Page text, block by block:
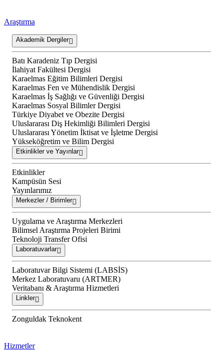
Araştırma
Akademik Dergiler
Batı Karadeniz Tıp Dergisi
İlahiyat Fakültesi Dergisi
Karaelmas Eğitim Bilimleri Dergisi
Karaelmas Fen ve Mühendislik Dergisi
Karaelmas İş Sağlığı ve Güvenliği Dergisi
Karaelmas Sosyal Bilimler Dergisi
Türkiye Diyabet ve Obezite Dergisi
Uluslararası Diş Hekimliği Bilimleri Dergisi
Uluslararası Yönetim İktisat ve İşletme Dergisi
Yükseköğretim ve Bilim Dergisi
Etkinlikler ve Yayınlar
Etkinlikler
Kampüsün Sesi
Yayınlarımız
Merkezler / Birimler
Uygulama ve Araştırma Merkezleri
Bilimsel Araştırma Projeleri Birimi
Teknoloji Transfer Ofisi
Laboratuvarlar
Laboratuvar Bilgi Sistemi (LABSİS)
Merkez Laboratuvaru (ARTMER)
Veritabanı & Araştırma Hizmetleri
Linkler
Zonguldak Teknokent
Hizmetler